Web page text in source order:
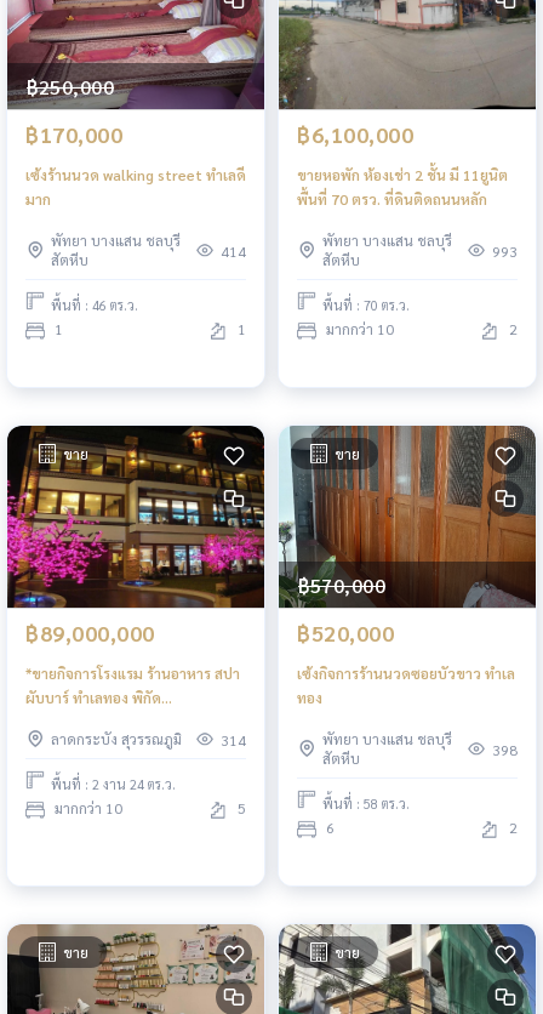
฿250,000
฿170,000
เซ้งร้านนวด walking street ทำเลดี
มาก
พัทยา บางแสน ชลบุรี
สัตหีบ
414
พื้นที่ : 46 ตร.ว.
1 1
฿6,100,000
ขายหอพัก ห้องเช่า 2 ชั้น มี 11ยูนิต
พื้นที่ 70 ตรว. ที่ดินติดถนนหลัก
พัทยา บางแสน ชลบุรี
สัตหีบ
993
พื้นที่ : 70 ตร.ว.
มากกว่า 10 2
ขาย
฿89,000,000
*ขายกิจการโรงแรม ร้านอาหาร สปา
ผับบาร์ ทำเลทอง พิกัด
สุขุมวิท 103 กรุงเทพมหานคร
ลาดกระบัง สุวรรณภูมิ 314
พื้นที่ : 2 งาน 24 ตร.ว.
มากกว่า 10 5
ขาย
฿570,000
฿520,000
เซ้งกิจการร้านนวดซอยบัวขาว ทำเล
ทอง
พัทยา บางแสน ชลบุรี
สัตหีบ
398
พื้นที่ : 58 ตร.ว.
6 2
ขาย ขาย